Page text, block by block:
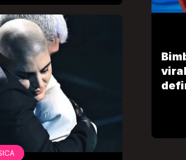
VIRAL
lascia tutto:
siete state una
per me”
FABIANO MINACCI